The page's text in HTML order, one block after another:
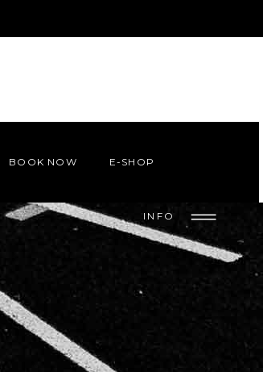
BOOK NOW E-SHOP
INFO